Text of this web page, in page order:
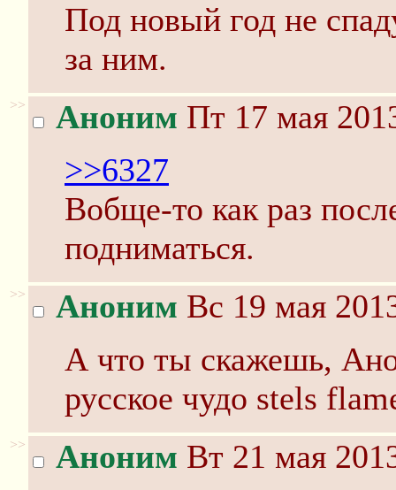
Под новый год не
за ним.
>> Аноним Пт 17 мая
>>6327
Вобще-то как раз
подниматься.
>> Аноним Вс 19 мая
А что ты скажешь,
русское чудо stels
>> Аноним Вт 21 мая